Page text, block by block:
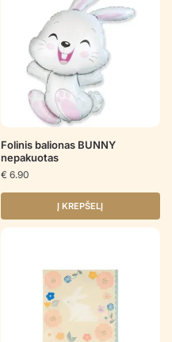
Folinis balionas BUNNY
nepakuotas
€ 6.90
Į KREPŠELĮ